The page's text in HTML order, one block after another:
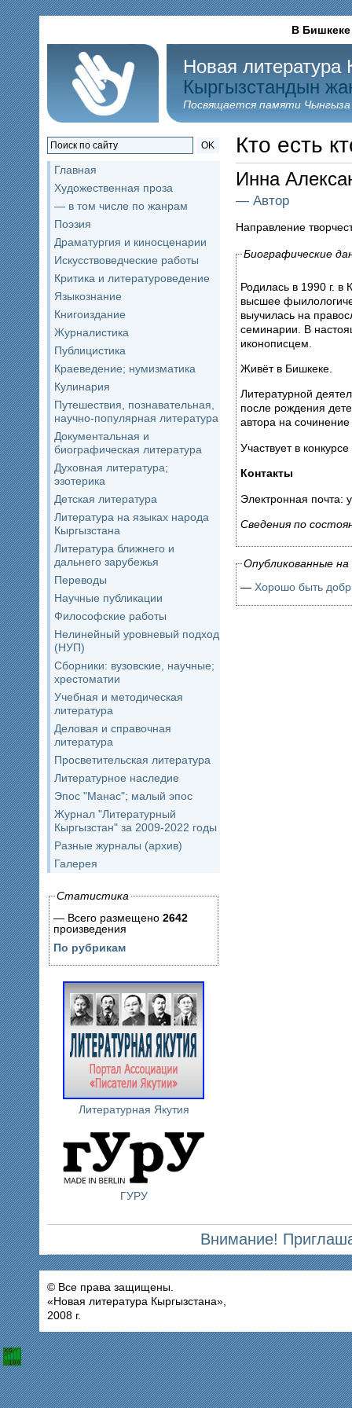
В Бишкеке
Новая литература
Кыргызстандын
Посвящается памяти
OK
Главная
Художественная проза
— в том числе по жанрам
Поэзия
Драматургия и киносценарии
Искусствоведческие работы
Критика и литературоведение
Языкознание
Книгоиздание
Журналистика
Публицистика
Краеведение; нумизматика
Кулинария
Путешествия, познавательная,
научно-популярная литература
Документальная и
биографическая литература
Духовная литература;
эзотерика
Детская литература
Литература на языках народа
Кыргызстана
Литература ближнего и
дальнего зарубежья
Переводы
Научные публикации
Философские работы
Нелинейный уровневый подход
(НУП)
Сборники: вузовские, научные;
хрестоматии
Учебная и методическая
литература
Деловая и справочная
литература
Просветительская литература
Литературное наследие
Эпос "Манас"; малый эпос
Журнал "Литературный
Кыргызстан" за 2009-2022 годы
Разные журналы (архив)
Галерея
Статистика
— Всего размещено 2642
произведения
По рубрикам
Литературная Якутия
ГУРУ
Кто есть
Инна
— Автор
Направление
Биографические
Родилась в 1990 г. в
высшее
выучилась на
семинарии. В
иконописцем.
Живёт в Бишкеке.
Литературной
после рождения
автора на
Участвует в
Контакты
Электронная почта:
Сведения по
Опубликованные
— Хорошо быть
Внимание!
© Все права защищены.
«Новая литература Кыргызстана»,
2008 г.